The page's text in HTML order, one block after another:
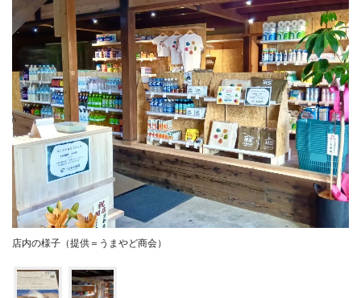
店内の様子（提供＝うまやど商会）